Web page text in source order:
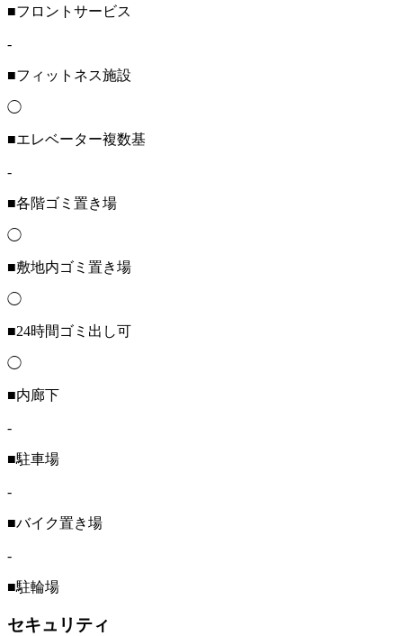
■フロントサービス
-
■フィットネス施設
◯
■エレベーター複数基
-
■各階ゴミ置き場
◯
■敷地内ゴミ置き場
◯
■24時間ゴミ出し可
◯
■内廊下
-
■駐車場
-
■バイク置き場
-
■駐輪場
セキュリティ